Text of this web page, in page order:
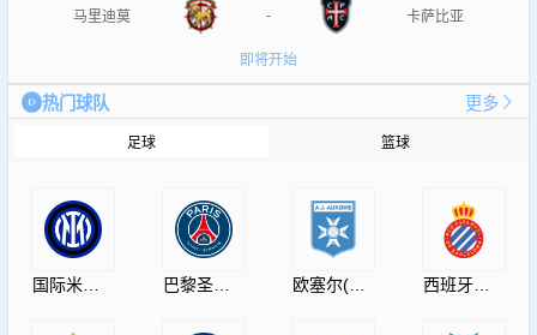
马里迪莫 - 卡萨比亚
即将开始
热门球队 更多
足球 篮球
国际米兰(InternazionaleMilano) 巴黎圣日耳曼(PSG) 欧塞尔(AJAuxerre) 西班牙人(RCDEspanyol)